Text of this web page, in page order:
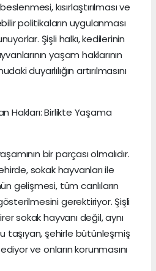
kısırlaştırılması ve
politikaların uygulanması
Şişli halkı, kedilerinin
yaşam haklarının
duyarlılığın artırılmasını
Hakları: Birlikte Yaşama
bir parçası olmalıdır.
sokak hayvanları ile
gelişmesi, tüm canlıların
gerektiriyor. Şişli
sokak hayvanı değil, aynı
taşıyan, şehirle bütünleşmiş
ve onların korunmasını